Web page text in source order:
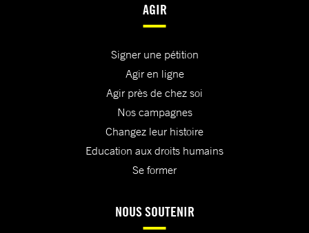
AGIR
Signer une pétition
Agir en ligne
Agir près de chez soi
Nos campagnes
Changez leur histoire
Education aux droits humains
Se former
NOUS SOUTENIR